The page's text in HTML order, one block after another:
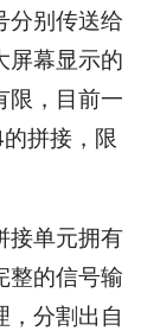
分别传送给
屏幕显示的
限，目前一
拼接，限
接单元拥有
整的信号输
分割出自